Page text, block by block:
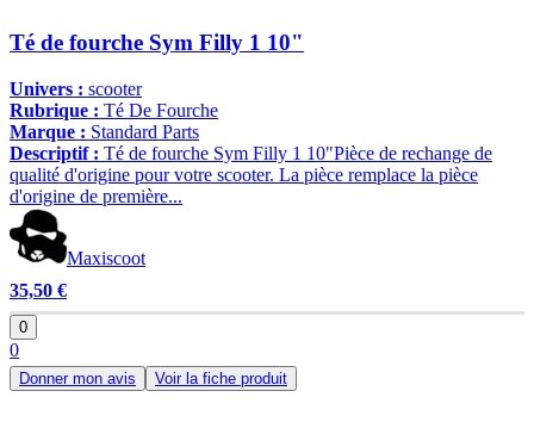
Té de fourche Sym Filly 1 10"
Univers : scooter
Rubrique : Té De Fourche
Marque : Standard Parts
Descriptif : Té de fourche Sym Filly 1 10"Pièce de rechange de
qualité d'origine pour votre scooter. La pièce remplace la pièce
d'origine de première...
Maxiscoot
35,50 €
0
0
Donner mon avis Voir la fiche produit